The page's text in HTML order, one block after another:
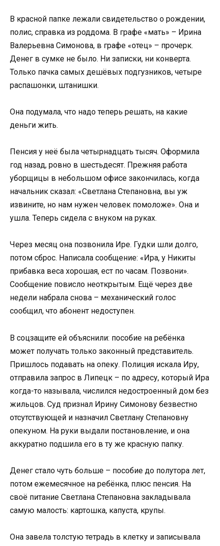
В красной папке лежали свидетельство о рождении,
полис, справка из роддома. В графе «мать» – Ирина
Валерьевна Симонова, в графе «отец» – прочерк.
Денег в сумке не было. Ни записки, ни конверта.
Только пачка самых дешёвых подгузников, четыре
распашонки, штанишки.
Она подумала, что надо теперь решать, на какие
деньги жить.
Пенсия у неё была четырнадцать тысяч. Оформила
год назад, ровно в шестьдесят. Прежняя работа
уборщицы в небольшом офисе закончилась, когда
начальник сказал: «Светлана Степановна, вы уж
извините, но нам нужен человек помоложе». Она и
ушла. Теперь сидела с внуком на руках.
Через месяц она позвонила Ире. Гудки шли долго,
потом сброс. Написала сообщение: «Ира, у Никиты
прибавка веса хорошая, ест по часам. Позвони».
Сообщение повисло неоткрытым. Ещё через две
недели набрала снова – механический голос
сообщил, что абонент недоступен.
В соцзащите ей объяснили: пособие на ребёнка
может получать только законный представитель.
Пришлось подавать на опеку. Полиция искала Иру,
отправила запрос в Липецк – по адресу, который Ира
когда-то называла, числился недостроенный дом без
жильцов. Суд признал Ирину Симонову безвестно
отсутствующей и назначил Светлану Степановну
опекуном. На руки выдали постановление, и она
аккуратно подшила его в ту же красную папку.
Денег стало чуть больше – пособие до полутора лет,
потом ежемесячное на ребёнка, плюс пенсия. На
своё питание Светлана Степановна закладывала
самую малость: картошка, капуста, крупы.
Она завела толстую тетрадь в клетку и записывала